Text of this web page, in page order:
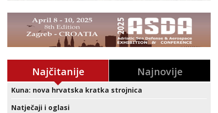
Najčitanije Najnovije
Kuna: nova hrvatska kratka strojnica
Natječaji i oglasi